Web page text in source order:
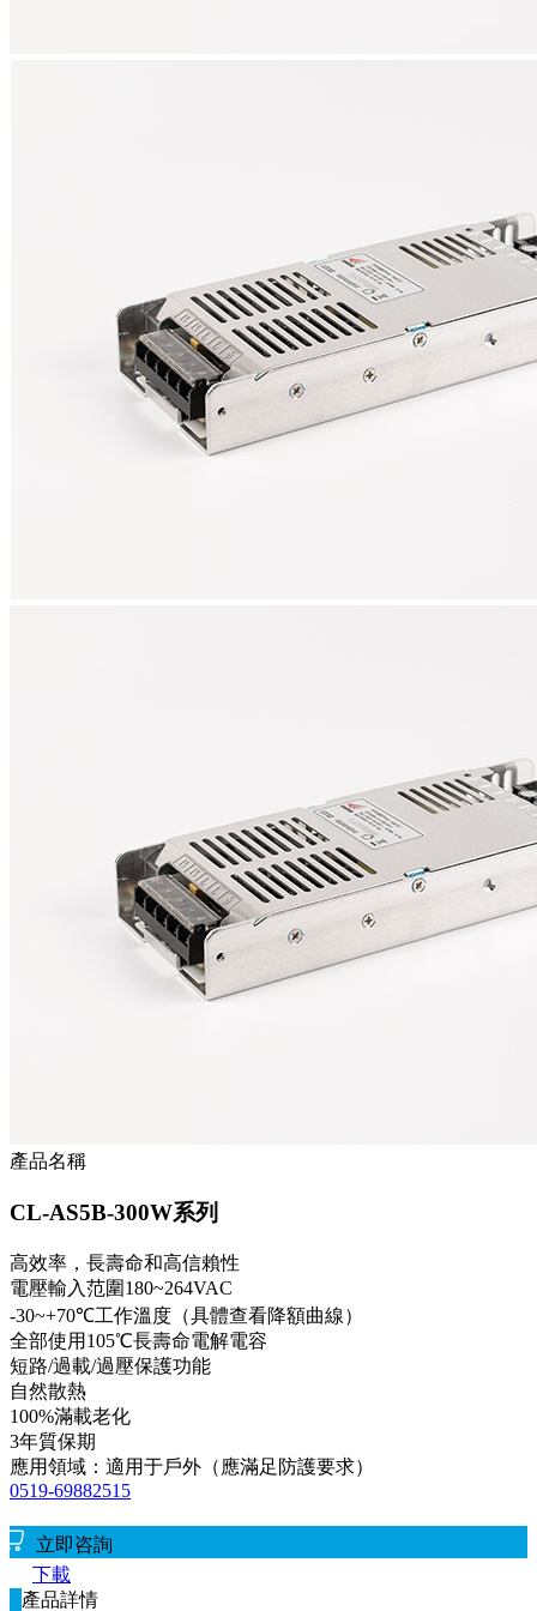
產品名稱
CL-AS5B-300W系列
高效率，長壽命和高信賴性
電壓輸入范圍180~264VAC
-30~+70℃工作溫度（具體查看降額曲線）
全部使用105℃長壽命電解電容
短路/過載/過壓保護功能
自然散熱
100%滿載老化
3年質保期
應用領域：適用于戶外（應滿足防護要求）
0519-69882515
立即咨詢
下載
產品詳情